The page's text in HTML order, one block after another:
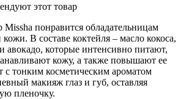
этот товар
понравится обладательницам
В составе коктейля – масло кокоса,
авокадо, которые интенсивно питают,
кожу, а также повышают ее
с тонким косметическим ароматом
макияж глаз и губ, оставляя
пленочку.